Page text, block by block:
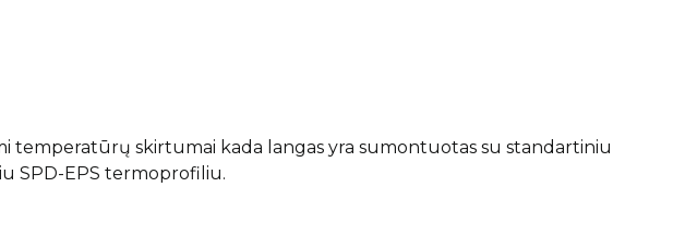
temperatūrų skirtumai kada langas yra sumontuotas su standartiniu
SPD-EPS termoprofiliu.